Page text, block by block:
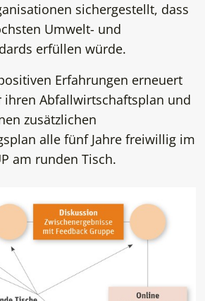
sichergestellt, dass
Umwelt- und
erfüllen würde.
Erfahrungen erneuert
ihren Abfallwirtschaftsplan und
zusätzlichen
alle fünf Jahre freiwillig im
am runden Tisch.